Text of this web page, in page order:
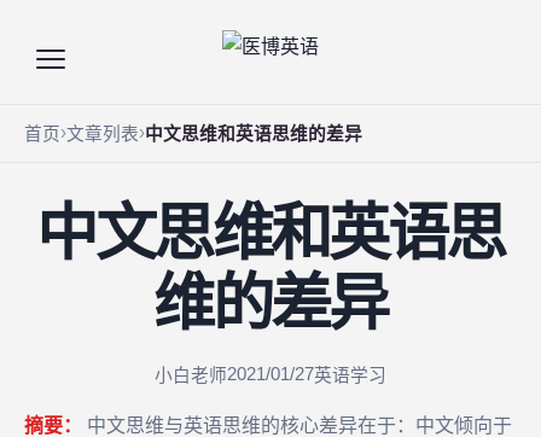
首页 文章列表 中文思维和英语思维的差异
中文思维和英语思
维的差异
小白老师2021/01/27英语学习
摘要：
中文思维与英语思维的核心差异在于：中文倾向于